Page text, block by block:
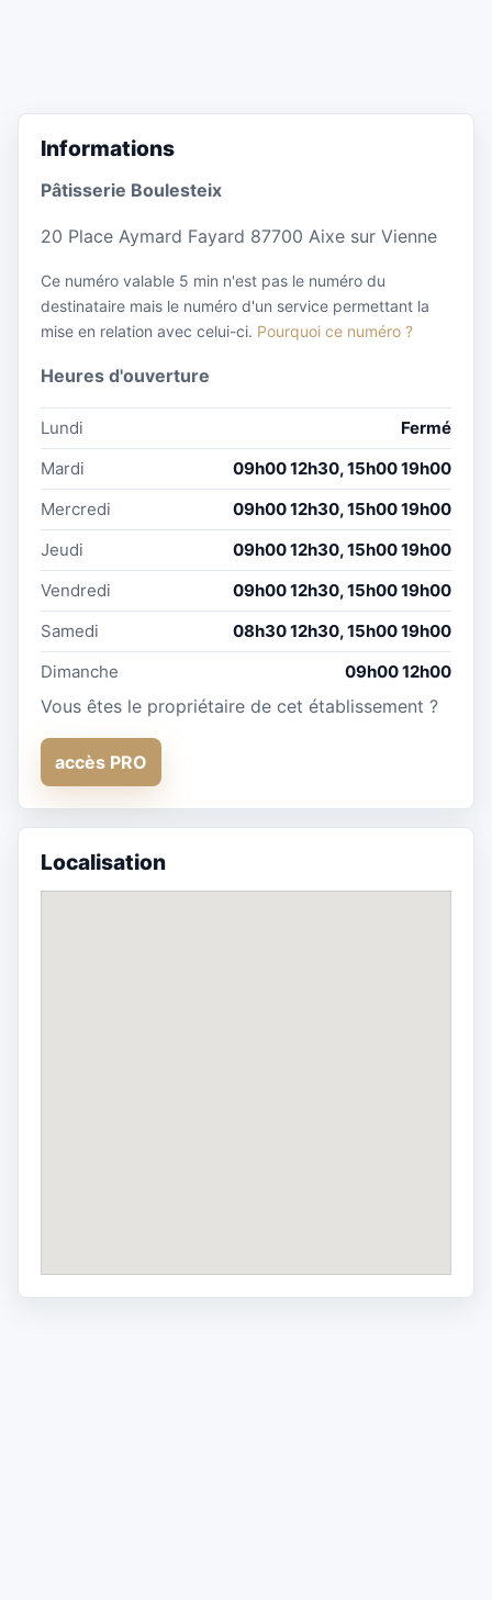
Informations
Pâtisserie Boulesteix
20 Place Aymard Fayard 87700 Aixe sur Vienne
Ce numéro valable 5 min n'est pas le numéro du
destinataire mais le numéro d'un service permettant la
mise en relation avec celui-ci. Pourquoi ce numéro ?
Heures d'ouverture
Lundi
Fermé
Mardi
09h00 12h30, 15h00 19h00
Mercredi
09h00 12h30, 15h00 19h00
Jeudi
09h00 12h30, 15h00 19h00
Vendredi
09h00 12h30, 15h00 19h00
Samedi
08h30 12h30, 15h00 19h00
Dimanche
09h00 12h00
Vous êtes le propriétaire de cet établissement ?
accès PRO
Localisation